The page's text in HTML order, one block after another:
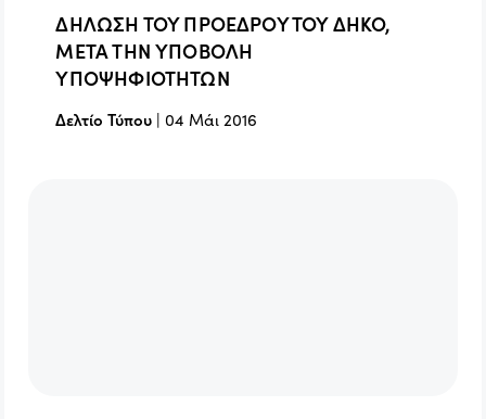
ΔΗΛΩΣΗ ΤΟΥ ΠΡΟΕΔΡΟΥ ΤΟΥ ΔΗΚΟ,
ΜΕΤΑ ΤΗΝ ΥΠΟΒΟΛΗ
ΥΠΟΨΗΦΙΟΤΗΤΩΝ
Δελτίο Τύπου |04 Μάι 2016